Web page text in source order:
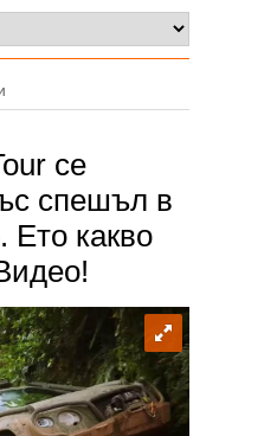
се
спешъл в
Ето какво